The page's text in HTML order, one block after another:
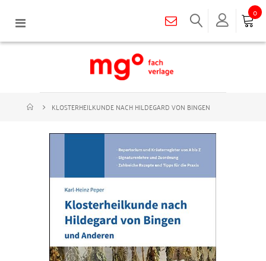
Navigation
0
KLOSTERHEILKUNDE NACH HILDEGARD VON BINGEN